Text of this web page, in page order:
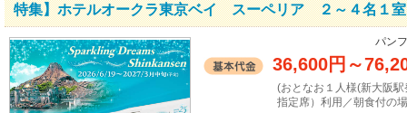
特集】ホテルオークラ東京ベイ スーペリア ２～４名１
パン
36,600円 ～
(おとなお１人様(新大阪
指定席）利用／朝食付の